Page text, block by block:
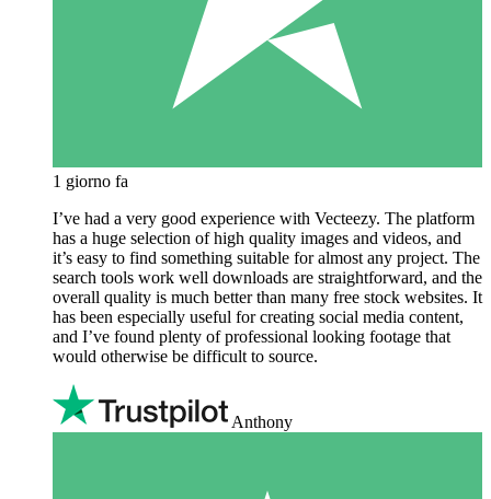
1 giorno fa
I’ve had a very good experience with Vecteezy. The platform
has a huge selection of high quality images and videos, and
it’s easy to find something suitable for almost any project. The
search tools work well downloads are straightforward, and the
overall quality is much better than many free stock websites. It
has been especially useful for creating social media content,
and I’ve found plenty of professional looking footage that
would otherwise be difficult to source.
Anthony